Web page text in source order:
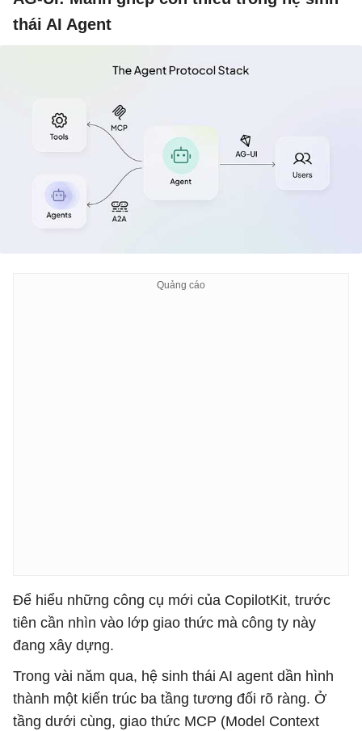
thái AI Agent
Để hiểu những công cụ mới của CopilotKit, trước
tiên cần nhìn vào lớp giao thức mà công ty này
đang xây dựng.
Trong vài năm qua, hệ sinh thái AI agent dần hình
thành một kiến trúc ba tầng tương đối rõ ràng. Ở
tầng dưới cùng, giao thức MCP (Model Context